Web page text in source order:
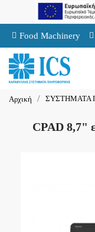
Food Machinery
Αρχική ΣΥΣΤΗΜΑΤΑ
CPAD 8,7"